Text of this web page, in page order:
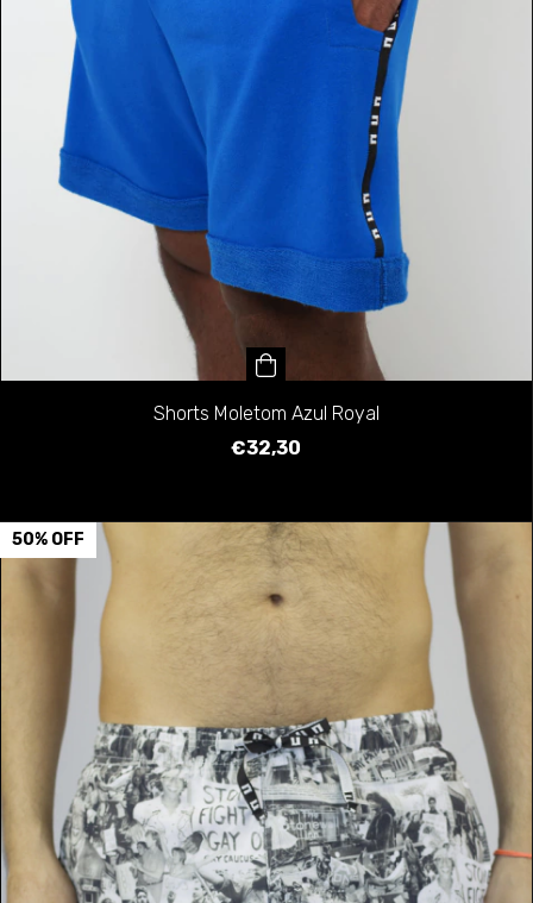
Shorts Moletom Azul Royal
€32,30
50% OFF